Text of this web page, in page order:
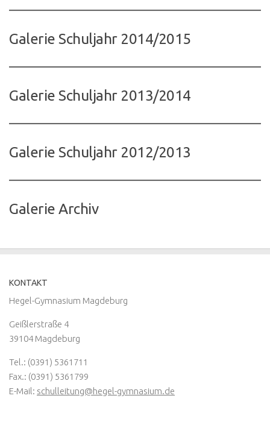
Galerie Schuljahr 2014/2015
Galerie Schuljahr 2013/2014
Galerie Schuljahr 2012/2013
Galerie Archiv
KONTAKT
Hegel-Gymnasium Magdeburg
Geißlerstraße 4
39104 Magdeburg
Tel.: (0391) 5361711
Fax.: (0391) 5361799
E-Mail: schulleitung@hegel-gymnasium.de